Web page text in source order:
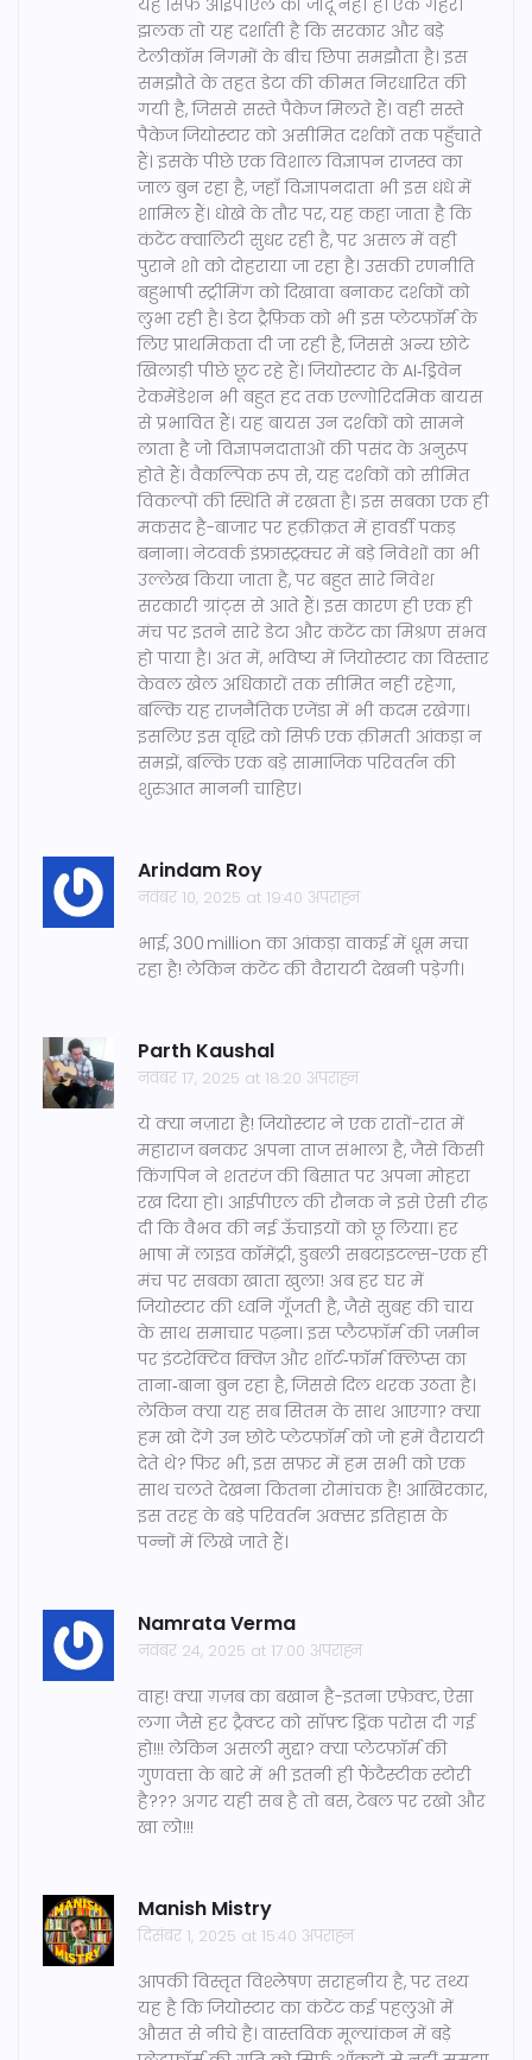
यह सिर्फ़ आईपीएल का जादू नहीं है। एक गहरी
झलक तो यह दर्शाती है कि सरकार और बड़े
टेलीकॉम निगमों के बीच छिपा समझौता है। इस
समझौते के तहत डेटा की कीमत निरधारित की
गयी है, जिससे सस्ते पैकेज मिलते हैं। वही सस्ते
पैकेज जियोस्टार को असीमित दर्शकों तक पहुँचाते
हैं। इसके पीछे एक विशाल विज्ञापन राजस्व का
जाल बुन रहा है, जहाँ विज्ञापनदाता भी इस धंधे में
शामिल हैं। धोखे के तौर पर, यह कहा जाता है कि
कंटेंट क्वालिटी सुधर रही है, पर असल में वही
पुराने शो को दोहराया जा रहा है। उसकी रणनीति
बहुभाषी स्ट्रीमिंग को दिखावा बनाकर दर्शकों को
लुभा रही है। डेटा ट्रैफ़िक को भी इस प्लेटफ़ॉर्म के
लिए प्राथमिकता दी जा रही है, जिससे अन्य छोटे
खिलाड़ी पीछे छूट रहे हैं। जियोस्टार के AI‑ड्रिवेन
रेकमेंडेशन भी बहुत हद तक एल्गोरिदमिक बायस
से प्रभावित हैं। यह बायस उन दर्शकों को सामने
लाता है जो विज्ञापनदाताओं की पसंद के अनुरूप
होते हैं। वैकल्पिक रूप से, यह दर्शकों को सीमित
विकल्पों की स्थिति में रखता है। इस सबका एक ही
मकसद है-बाजार पर हक़ीक़त में हावर्डी पकड़
बनाना। नेटवर्क इंफ्रास्ट्रक्चर में बड़े निवेशों का भी
उल्लेख किया जाता है, पर बहुत सारे निवेश
सरकारी ग्रांट्स से आते हैं। इस कारण ही एक ही
मंच पर इतने सारे डेटा और कंटेंट का मिश्रण संभव
हो पाया है। अंत में, भविष्य में जियोस्टार का विस्तार
केवल खेल अधिकारों तक सीमित नहीं रहेगा,
बल्कि यह राजनैतिक एजेंडा में भी कदम रखेगा।
इसलिए इस वृद्धि को सिर्फ़ एक क़ीमती आंकड़ा न
समझें, बल्कि एक बड़े सामाजिक परिवर्तन की
शुरुआत माननी चाहिए।
Arindam Roy
नवंबर 10, 2025 at 19:40 अपराह्न
भाई, 300 million का आंकड़ा वाकई में धूम मचा
रहा है! लेकिन कंटेंट की वैरायटी देखनी पड़ेगी।
Parth Kaushal
नवंबर 17, 2025 at 18:20 अपराह्न
ये क्या नज़ारा है! जियोस्टार ने एक रातों-रात में
महाराज बनकर अपना ताज संभाला है, जैसे किसी
किंगपिन ने शतरंज की बिसात पर अपना मोहरा
रख दिया हो। आईपीएल की रौनक ने इसे ऐसी रीढ़
दी कि वैभव की नई ऊँचाइयों को छू लिया। हर
भाषा में लाइव कॉमेंट्री, डुबली सबटाइटल्स-एक ही
मंच पर सबका खाता खुला! अब हर घर में
जियोस्टार की ध्वनि गूँजती है, जैसे सुबह की चाय
के साथ समाचार पढ़ना। इस प्लैटफ़ॉर्म की ज़मीन
पर इंटरेक्टिव क्विज़ और शॉर्ट‑फ़ॉर्म क्लिप्स का
ताना‑बाना बुन रहा है, जिससे दिल थरक उठता है।
लेकिन क्या यह सब सितम के साथ आएगा? क्या
हम खो देंगे उन छोटे प्लेटफ़ॉर्म को जो हमें वैरायटी
देते थे? फिर भी, इस सफ़र में हम सभी को एक
साथ चलते देखना कितना रोमांचक है! आखिरकार,
इस तरह के बड़े परिवर्तन अक्सर इतिहास के
पन्नों में लिखे जाते हैं।
Namrata Verma
नवंबर 24, 2025 at 17:00 अपराह्न
वाह! क्या ग़ज़ब का बखान है-इतना एफ़ेक्ट, ऐसा
लगा जैसे हर ट्रैक्टर को सॉफ़्ट ड्रिंक परोस दी गई
हो!!! लेकिन असली मुद्दा? क्या प्लेटफ़ॉर्म की
गुणवत्ता के बारे में भी इतनी ही फैंटैस्टीक स्टोरी
है??? अगर यही सब है तो बस, टेबल पर रखो और
खा लो!!!
Manish Mistry
दिसंबर 1, 2025 at 15:40 अपराह्न
आपकी विस्तृत विश्लेषण सराहनीय है, पर तथ्य
यह है कि जियोस्टार का कंटेंट कई पहलुओं में
औसत से नीचे है। वास्तविक मूल्यांकन में बड़े